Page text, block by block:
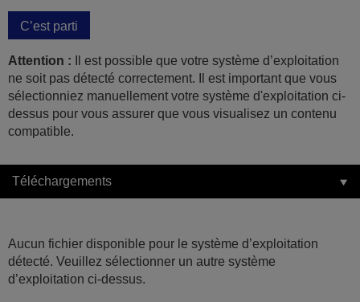
C’est parti
Attention : Il est possible que votre système d’exploitation
ne soit pas détecté correctement. Il est important que vous
sélectionniez manuellement votre système d'exploitation ci-
dessus pour vous assurer que vous visualisez un contenu
compatible.
Téléchargements
Aucun fichier disponible pour le système d’exploitation
détecté. Veuillez sélectionner un autre système
d’exploitation ci-dessus.